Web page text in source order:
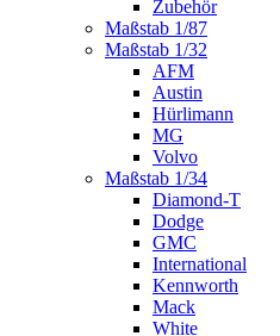
Zubehör
Maßstab 1/87
Maßstab 1/32
AFM
Austin
Hürlimann
MG
Volvo
Maßstab 1/34
Diamond-T
Dodge
GMC
International
Kennworth
Mack
White